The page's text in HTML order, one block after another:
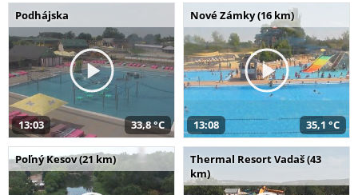
Podhájska
13:03 33,8 °C
Nové Zámky (16 km)
13:08 35,1 °C
Poľný Kesov (21 km)
Thermal Resort Vadaš (43
km)